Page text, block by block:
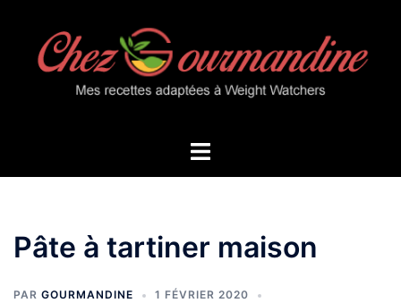
contenu
Ouvrir/fermer
Pâte à tartiner maison
PAR GOURMANDINE
1 FÉVRIER 2020